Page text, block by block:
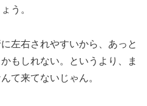
う。
左右されやすいから、あっと
もしれない。というより、ま
て来てないじゃん。